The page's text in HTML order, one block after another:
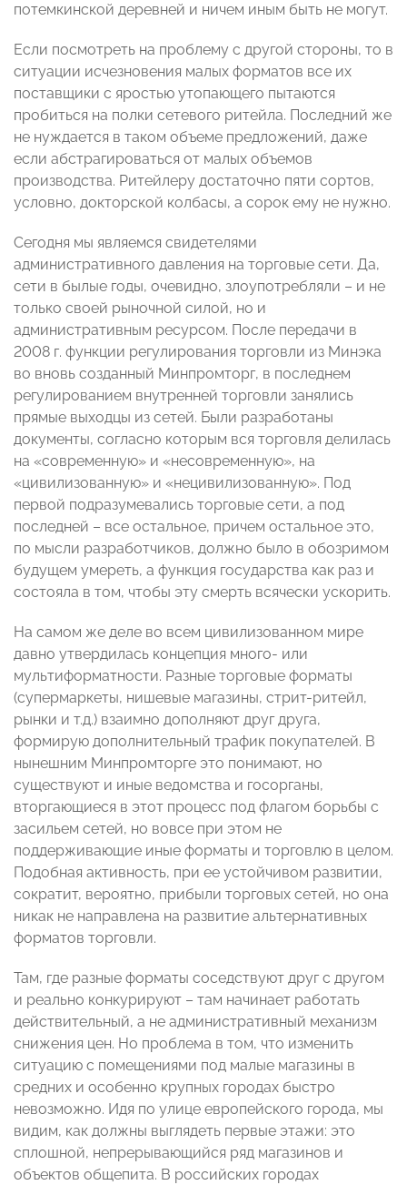
потемкинской деревней и ничем иным быть не могут.
Если посмотреть на проблему с другой стороны, то в
ситуации исчезновения малых форматов все их
поставщики с яростью утопающего пытаются
пробиться на полки сетевого ритейла. Последний же
не нуждается в таком объеме предложений, даже
если абстрагироваться от малых объемов
производства. Ритейлеру достаточно пяти сортов,
условно, докторской колбасы, а сорок ему не нужно.
Сегодня мы являемся свидетелями
административного давления на торговые сети. Да,
сети в былые годы, очевидно, злоупотребляли – и не
только своей рыночной силой, но и
административным ресурсом. После передачи в
2008 г. функции регулирования торговли из Минэка
во вновь созданный Минпромторг, в последнем
регулированием внутренней торговли занялись
прямые выходцы из сетей. Были разработаны
документы, согласно которым вся торговля делилась
на «современную» и «несовременную», на
«цивилизованную» и «нецивилизованную». Под
первой подразумевались торговые сети, а под
последней – все остальное, причем остальное это,
по мысли разработчиков, должно было в обозримом
будущем умереть, а функция государства как раз и
состояла в том, чтобы эту смерть всячески ускорить.
На самом же деле во всем цивилизованном мире
давно утвердилась концепция много- или
мультиформатности. Разные торговые форматы
(супермаркеты, нишевые магазины, стрит-ритейл,
рынки и т.д.) взаимно дополняют друг друга,
формирую дополнительный трафик покупателей. В
нынешним Минпромторге это понимают, но
существуют и иные ведомства и госорганы,
вторгающиеся в этот процесс под флагом борьбы с
засильем сетей, но вовсе при этом не
поддерживающие иные форматы и торговлю в целом.
Подобная активность, при ее устойчивом развитии,
сократит, вероятно, прибыли торговых сетей, но она
никак не направлена на развитие альтернативных
форматов торговли.
Там, где разные форматы соседствуют друг с другом
и реально конкурируют – там начинает работать
действительный, а не административный механизм
снижения цен. Но проблема в том, что изменить
ситуацию с помещениями под малые магазины в
средних и особенно крупных городах быстро
невозможно. Идя по улице европейского города, мы
видим, как должны выглядеть первые этажи: это
сплошной, непрерывающийся ряд магазинов и
объектов общепита. В российских городах